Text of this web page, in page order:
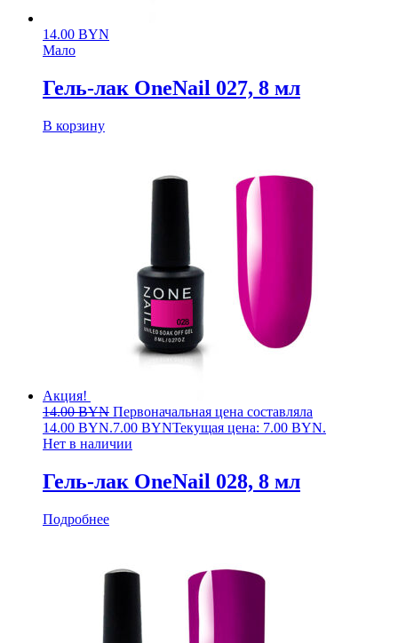
14.00 BYN
Мало
Гель-лак OneNail 027, 8 мл
В корзину
Акция!
14.00BYN Первоначальная цена составляла
14.00 BYN.7.00 BYNТекущая цена: 7.00 BYN.
Нет в наличии
Гель-лак OneNail 028, 8 мл
Подробнее